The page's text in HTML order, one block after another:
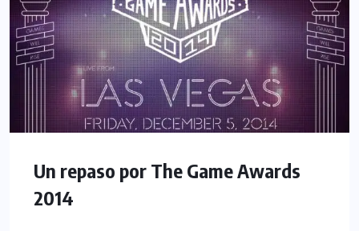
Un repaso por The Game Awards
2014